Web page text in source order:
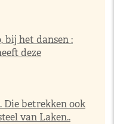
bij het dansen :
deze
betrekken ook
van Laken..